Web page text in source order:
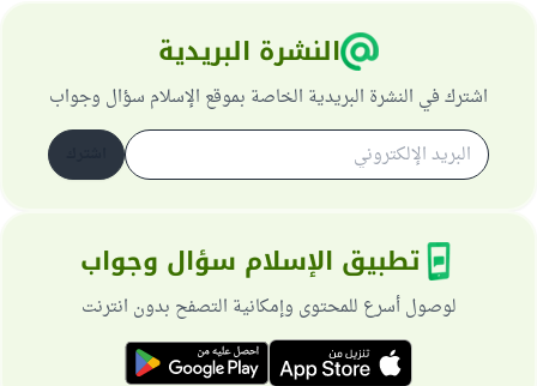
النشرة البريدية
اشترك في النشرة البريدية الخاصة بموقع الإسلام سؤال وجواب
تطبيق الإسلام سؤال وجواب
لوصول أسرع للمحتوى وإمكانية التصفح بدون انترنت